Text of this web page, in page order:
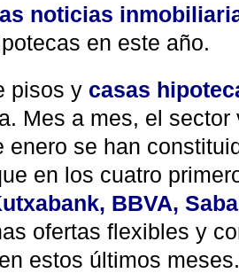
noticias
en este año.
pisos y casas
Mes a mes, el
enero se han
en los cuatro
BBVA,
ofertas flexibles y
estos últimos meses.